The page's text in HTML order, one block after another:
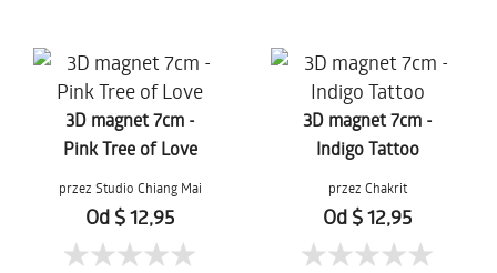
3D magnet 7cm -
Pink Tree of Love
przez Studio Chiang Mai
Od $ 12,95
3D magnet 7cm -
Indigo Tattoo
przez Chakrit
Choochalerm
Od $ 12,95